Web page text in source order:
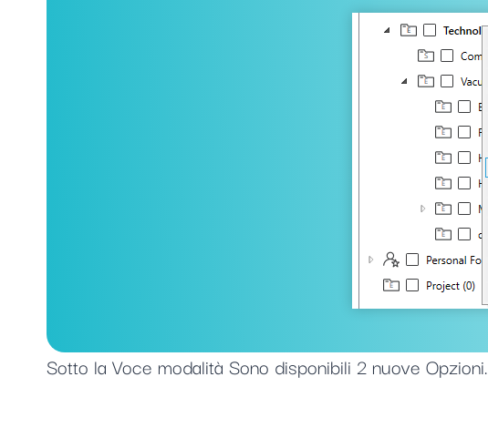
Sotto la Voce modalità Sono disponibili 2 nuove Opzioni.